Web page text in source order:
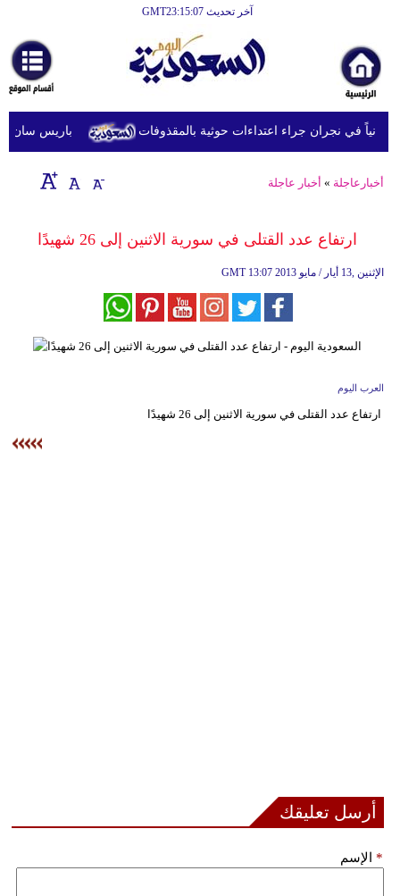
آخر تحديث GMT23:15:07
أخبارعاجلة
رياضة
ثقافة
إقتصاد
وموسيقى
وتغذية
ديكور
فيديو
سيارات
باريس سان
أخبارعاجلة » أخبار عاجلة
ارتفاع عدد القتلى في سورية الاثنين إلى 26 شهيدًا
GMT 13:07 2013 الإثنين ,13 أيار / مايو
العرب اليوم
ارتفاع عدد القتلى في سورية الاثنين إلى 26 شهيدًا
أرسل تعليقك
الإسم *